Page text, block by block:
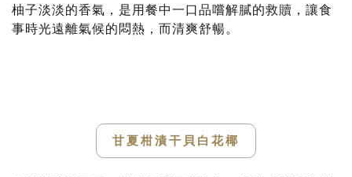
柚子淡淡的香氣，是用餐中一口品嚐解膩的救贖，讓食
事時光遠離氣候的悶熱，而清爽舒暢。
甘夏柑漬干貝白花椰